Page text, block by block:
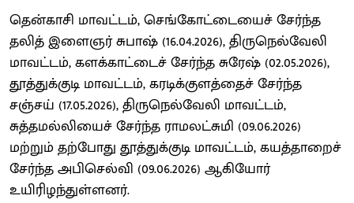
தென்காசி மாவட்டம், செங்கோட்டையைச் சேர்ந்த
தலித் இளைஞர் சுபாஷ் (16.04.2026), திருநெல்வேலி
மாவட்டம், களக்காட்டைச் சேர்ந்த சுரேஷ் (02.05.2026),
தூத்துக்குடி மாவட்டம், கரடிக்குளத்தைச் சேர்ந்த
சஞ்சய் (17.05.2026), திருநெல்வேலி மாவட்டம்,
சுத்தமல்லியைச் சேர்ந்த ராமலட்சுமி (09.06.2026)
மற்றும் தற்போது தூத்துக்குடி மாவட்டம், கயத்தாறைச்
சேர்ந்த அபிசெல்வி (09.06.2026) ஆகியோர்
உயிரிழந்துள்ளனர்.